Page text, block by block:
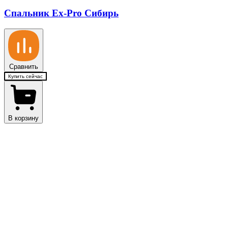
Спальник Ex-Pro Сибирь
Сравнить
Купить сейчас
В корзину